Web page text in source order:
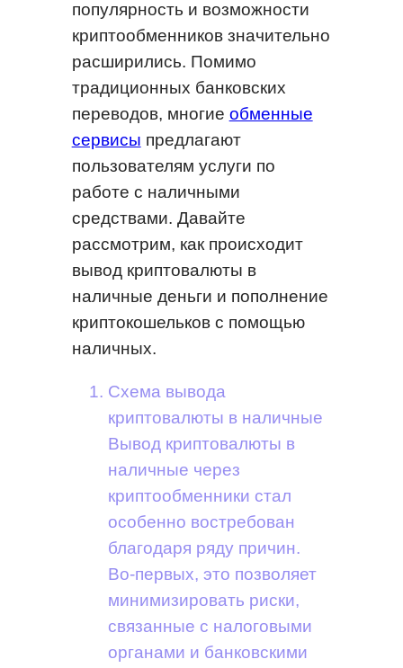
популярность и возможности
криптообменников значительно
расширились. Помимо
традиционных банковских
переводов, многие обменные
сервисы предлагают
пользователям услуги по
работе с наличными
средствами. Давайте
рассмотрим, как происходит
вывод криптовалюты в
наличные деньги и пополнение
криптокошельков с помощью
наличных.
Схема вывода
криптовалюты в наличные
Вывод криптовалюты в
наличные через
криптообменники стал
особенно востребован
благодаря ряду причин.
Во-первых, это позволяет
минимизировать риски,
связанные с налоговыми
органами и банковскими